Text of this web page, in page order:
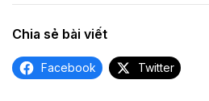
Chia sẻ bài viết
Facebook Twitter